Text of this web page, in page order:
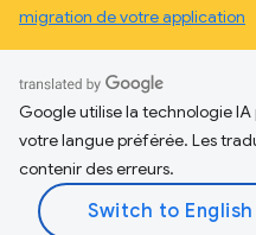
migration de votre application
Google utilise la technologie
votre langue préférée. Les
contenir des erreurs.